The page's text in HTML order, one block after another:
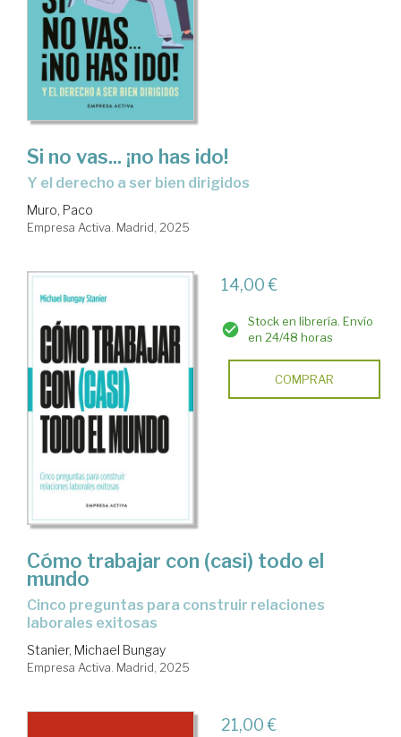
Si no vas... ¡no has ido!
y el derecho a ser bien dirigidos
Muro, Paco
Empresa Activa. Madrid, 2025
14,00 €
Stock en librería. Envío
en 24/48 horas
COMPRAR
Cómo trabajar con (casi) todo el
mundo
Cinco preguntas para construir relaciones
laborales exitosas
Stanier, Michael Bungay
Empresa Activa. Madrid, 2025
21,00 €